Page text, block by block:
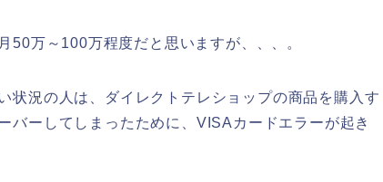
50万～100万程度だと思いますが、、、。
状況の人は、ダイレクトテレショップの商品を購入す
バーしてしまったために、VISAカードエラーが起き